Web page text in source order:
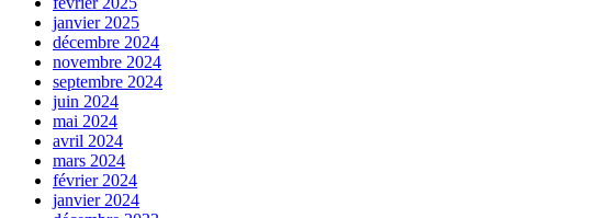
janvier 2025
décembre 2024
novembre 2024
septembre 2024
juin 2024
mai 2024
avril 2024
mars 2024
février 2024
janvier 2024